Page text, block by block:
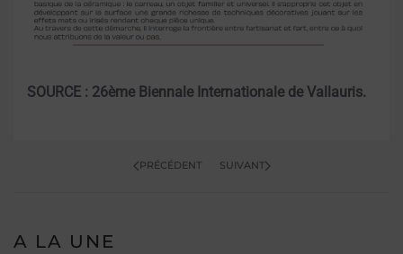
SOURCE : 26ème Biennale Internationale de Vallauris.
PRÉCÉDENT SUIVANT
A LA UNE